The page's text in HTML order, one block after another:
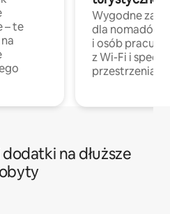
– te
Wygodne
dla nomadów
i osób
z Wi-Fi i
przestrzenią
na dłuższe